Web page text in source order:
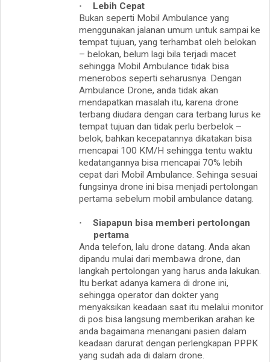
·
Lebih Cepat
Bukan seperti Mobil Ambulance yang
menggunakan jalanan umum untuk sampai ke
tempat tujuan, yang terhambat oleh belokan
– belokan, belum lagi bila terjadi macet
sehingga Mobil Ambulance tidak bisa
menerobos seperti seharusnya. Dengan
Ambulance Drone, anda tidak akan
mendapatkan masalah itu, karena drone
terbang diudara dengan cara terbang lurus ke
tempat tujuan dan tidak perlu berbelok –
belok, bahkan kecepatannya dikatakan bisa
mencapai 100 KM/H sehingga tentu waktu
kedatangannya bisa mencapai 70% lebih
cepat dari Mobil Ambulance. Sehinga sesuai
fungsinya drone ini bisa menjadi pertolongan
pertama sebelum mobil ambulance datang.
·
Siapapun bisa memberi pertolongan
pertama
Anda telefon, lalu drone datang. Anda akan
dipandu mulai dari membawa drone, dan
langkah pertolongan yang harus anda lakukan.
Itu berkat adanya kamera di drone ini,
sehingga operator dan dokter yang
menyaksikan keadaan saat itu melalui monitor
di pos bisa langsung memberikan arahan ke
anda bagaimana menangani pasien dalam
keadaan darurat dengan perlengkapan PPPK
yang sudah ada di dalam drone.